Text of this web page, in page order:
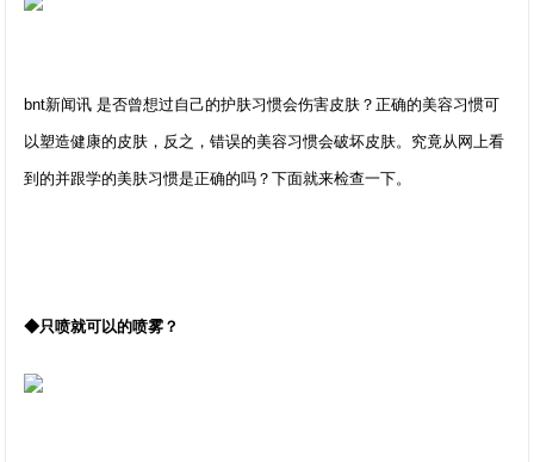
bnt新闻讯 是否曾想过自己的护肤习惯会伤害皮肤？正确的美容习惯可
以塑造健康的皮肤，反之，错误的美容习惯会破坏皮肤。究竟从网上看
到的并跟学的美肤习惯是正确的吗？下面就来检查一下。
◆只喷就可以的喷雾？